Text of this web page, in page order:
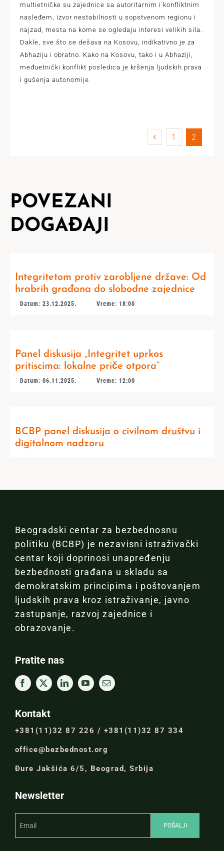
multietničke su zajednice sa autoritarnim i konfliktnim
nasleđem, izvor nestabilnosti u sopstvenom regionu i
najzad, mesta na kome se ogledaju interesi velikih sila.
Dakle, sve što se dešava na Kosovu, indikativno je za
Abhaziju i obratno. Kako na Kosovu, tako i u Abhaziji,
međuetnički konflikt posledica je kršenja ljudskih prava
i gušenja autonomije.
1 2
POVEZANI
DOGAĐAJI
Integritetom protiv zarobljene države: Od
hrabrih građana do slobodne zajednice
Datum: 23.12.2025. Vreme: 18:00
Panel diskusija „Integritet uprkos
pritiscima: lokalne priče otpora”
Datum: 06.11.2025. Vreme: 12:00
BCBP panel diskusija o civilnom društvu i
digitalnom nadzoru
Beogradski centar za bezbednosnu
politiku (BCBP) je nezavisni istraživački
centar koji doprinosi unapređenju
bezbednosti građana u skladu sa
demokratskim principima i poštovanjem
ljudskih prava kroz istraživanje, javno
zastupanje, razvoj zajednice i
obrazovanje.
Pratite nas
Kontakt
+381(11)32 87 226 / +381(11)32 87 334
office@bezbednost.org
Đure Jakšića 6/5, Beograd, Srbija
Newsletter